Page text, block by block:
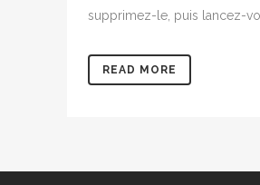
supprimez-le, puis lancez-
READ MORE